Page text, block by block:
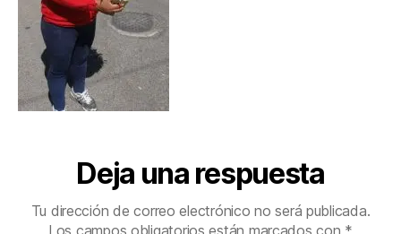
Deja una respuesta
Tu dirección de correo electrónico no será publicada.
Los campos obligatorios están marcados con *